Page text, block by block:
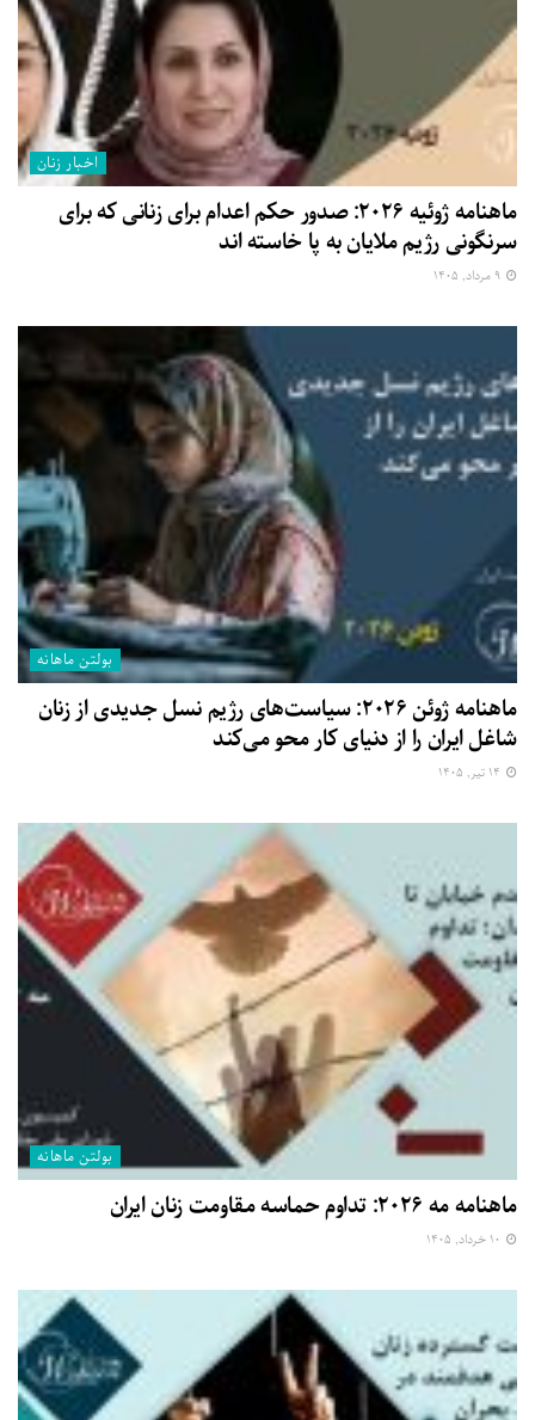
اخبار زنان
ماهنامه ژوئیه ۲۰۲۶: صدور حکم اعدام برای زنانی که برای
سرنگونی رژیم ملایان به پا خاسته اند
بولتن ماهانه
ماهنامه ژوئن ۲۰۲۶: سیاست‌های رژیم نسل جدیدی از زنان
شاغل ایران را از دنیای کار محو می‌کند
بولتن ماهانه
ماهنامه مه ۲۰۲۶: تداوم حماسه مقاومت زنان ایران